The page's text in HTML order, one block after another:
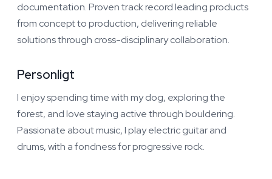
documentation. Proven track record leading products
from concept to production, delivering reliable
solutions through cross-disciplinary collaboration.
Personligt
I enjoy spending time with my dog, exploring the
forest, and love staying active through bouldering.
Passionate about music, I play electric guitar and
drums, with a fondness for progressive rock.